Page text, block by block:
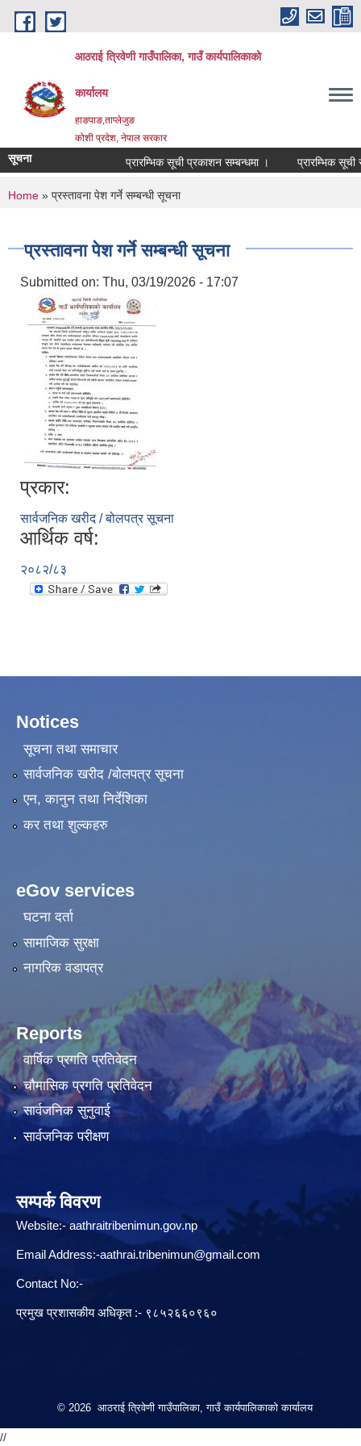
Skip to main content
आठराई त्रिवेणी गाउँपालिका, गाउँ कार्यपालिकाको
कार्यालय
हाङपाङ,ताप्लेजुङ
कोशी प्रदेश, नेपाल सरकार
सूचना प्रारम्भिक सूची प्रकाशन सम्बन्धमा । प्रारम्भिक सूची
You are here
Home » प्रस्तावना पेश गर्ने सम्बन्धी सूचना
प्रस्तावना पेश गर्ने सम्बन्धी सूचना
Submitted on: Thu, 03/19/2026 - 17:07
प्रकार:
सार्वजनिक खरीद / बोलपत्र सूचना
आर्थिक वर्ष:
२०८२/८३
Notices
सूचना तथा समाचार
सार्वजनिक खरीद /बोलपत्र सूचना
एन, कानुन तथा निर्देशिका
कर तथा शुल्कहरु
eGov services
घटना दर्ता
सामाजिक सुरक्षा
नागरिक वडापत्र
Reports
वार्षिक प्रगति प्रतिवेदन
चौमासिक प्रगति प्रतिवेदन
सार्वजनिक सुनुवाई
सार्वजनिक परीक्षण
सम्पर्क विवरण
Website:-aathraitribenimun.gov.np
Email Address:-aathrai.tribenimun@gmail.com
Contact No:-
प्रमुख प्रशासकीय अधिकृत :- ९८५२६६०९६०
© 2026 आठराई त्रिवेणी गाउँपालिका, गाउँ कार्यपालिकाको कार्यालय
//